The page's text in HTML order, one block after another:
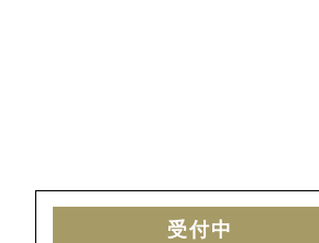
受付中